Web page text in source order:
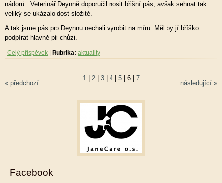
nádorů. Veterinář Deynně doporučil nosit břišní pás, avšak sehnat tak
veliký se ukázalo dost složité.
A tak jsme pás pro Deynnu nechali vyrobit na míru. Měl by jí bříško
podpírat hlavně při chůzi.
Celý příspěvek Rubrika: aktuality
« předchozí
1 2 3 4 5 6 7
následující »
Facebook